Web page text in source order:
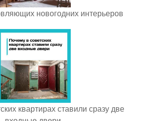
новогодних интерьеров
квартирах ставили сразу две